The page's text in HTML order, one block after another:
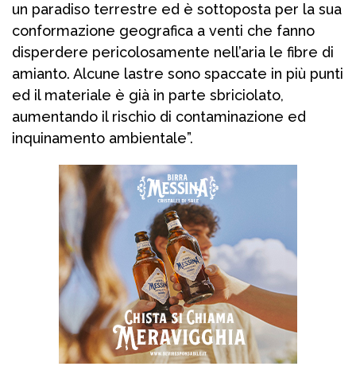
un paradiso terrestre ed è sottoposta per la sua
conformazione geografica a venti che fanno
disperdere pericolosamente nell’aria le fibre di
amianto. Alcune lastre sono spaccate in più punti
ed il materiale è già in parte sbriciolato,
aumentando il rischio di contaminazione ed
inquinamento ambientale”.